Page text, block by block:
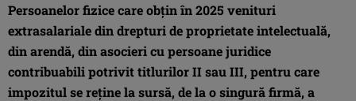
Persoanelor fizice care obţin în 2025 venituri
extrasalariale din drepturi de proprietate intelectuală,
din arendă, din asocieri cu persoane juridice
contribuabili potrivit titlurilor II sau III, pentru care
impozitul se reține la sursă, de la o singură firmă, a